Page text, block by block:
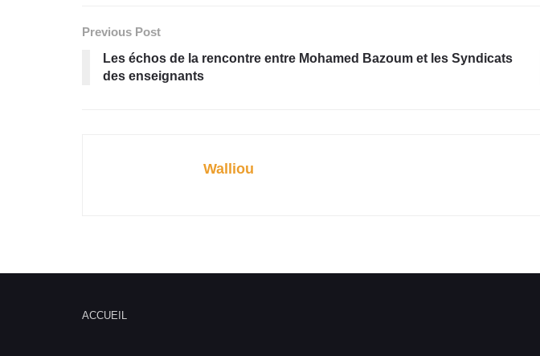
Previous Post
Les échos de la rencontre entre Mohamed Bazoum et les Syndicats
des enseignants
Walliou
ACCUEIL